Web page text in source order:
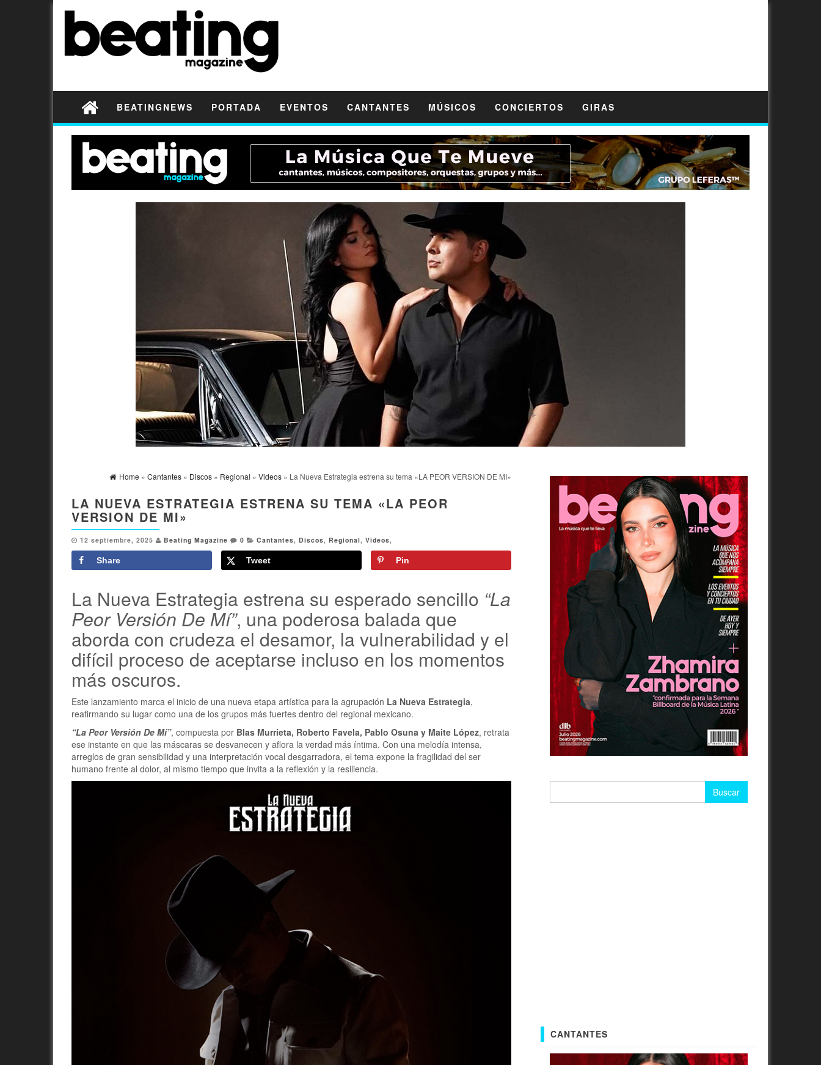
BEATINGNEWS PORTADA EVENTOS CANTANTES MÚSICOS CONCIERTOS GIRAS
Home » Cantantes » Discos » Regional » Videos » La Nueva Estrategia estrena su tema «LA PEOR VERSION DE MI»
LA NUEVA ESTRATEGIA ESTRENA SU TEMA «LA PEOR
VERSION DE MI»
12 septiembre, 2025 Beating Magazine 0 Cantantes, Discos, Regional, Videos,
Share Tweet Pin
La Nueva Estrategia estrena su esperado sencillo “La
Peor Versión De Mí”, una poderosa balada que
aborda con crudeza el desamor, la vulnerabilidad y el
difícil proceso de aceptarse incluso en los momentos
más oscuros.
Este lanzamiento marca el inicio de una nueva etapa artística para la agrupación La Nueva Estrategia,
reafirmando su lugar como una de los grupos más fuertes dentro del regional mexicano.
“La Peor Versión De Mí”, compuesta por Blas Murrieta, Roberto Favela, Pablo Osuna y Maite López, retrata
ese instante en que las máscaras se desvanecen y aflora la verdad más íntima. Con una melodía intensa,
arreglos de gran sensibilidad y una interpretación vocal desgarradora, el tema expone la fragilidad del ser
humano frente al dolor, al mismo tiempo que invita a la reflexión y la resiliencia.
CANTANTES